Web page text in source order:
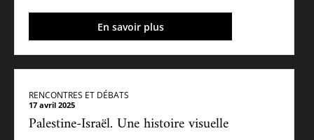
En savoir plus
RENCONTRES ET DÉBATS
17 avril 2025
Palestine-Israël. Une histoire visuelle